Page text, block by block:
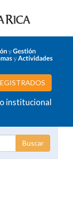
institucional